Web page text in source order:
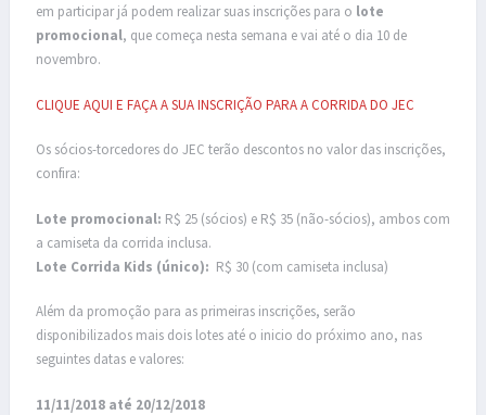
em participar já podem realizar suas inscrições para o lote
promocional, que começa nesta semana e vai até o dia 10 de
novembro.
CLIQUE AQUI E FAÇA A SUA INSCRIÇÃO PARA A CORRIDA DO JEC
Os sócios-torcedores do JEC terão descontos no valor das inscrições,
confira:
Lote promocional: R$ 25 (sócios) e R$ 35 (não-sócios), ambos com
a camiseta da corrida inclusa.
Lote Corrida Kids (único): R$ 30 (com camiseta inclusa)
Além da promoção para as primeiras inscrições, serão
disponibilizados mais dois lotes até o inicio do próximo ano, nas
seguintes datas e valores:
11/11/2018 até 20/12/2018